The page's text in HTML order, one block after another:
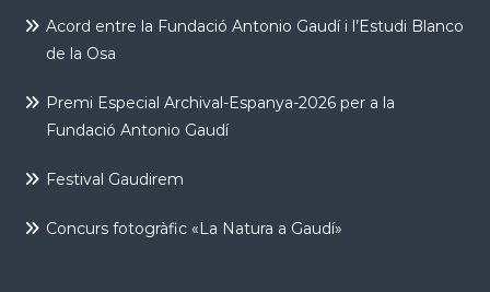
Acord entre la Fundació Antonio Gaudí i l’Estudi Blanco
de la Osa
Premi Especial Archival-Espanya-2026 per a la
Fundació Antonio Gaudí
Festival Gaudirem
Concurs fotogràfic «La Natura a Gaudí»